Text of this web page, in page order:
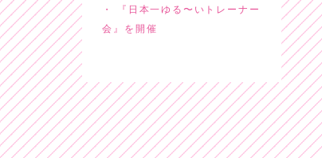
『日本一ゆる〜いトレーナー
会』を開催